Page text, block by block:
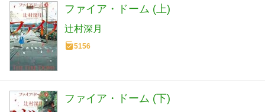
ファイア・ドーム (上)
辻村深月
5156
ファイア・ドーム (下)